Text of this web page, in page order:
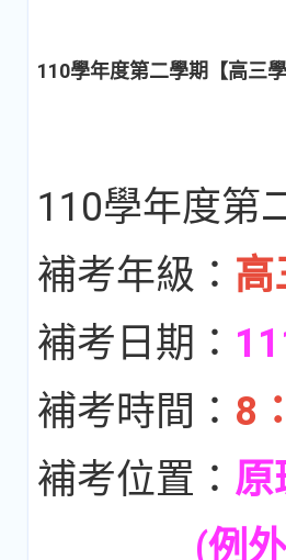
110學年度第二學期【高三
110學年度第
補考年級： 高
補考日期：
補考時間： 8
補考位置： 原
(例外：美